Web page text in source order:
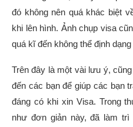
đó không nên quá khác biệt
khi lên hình. Ảnh chụp visa
quá kĩ đến không thể định
Trên đây là một vài lưu ý,
đến các bạn để giúp các bạn
đáng có khi xin Visa. Trong
như đơn giản này, đã làm